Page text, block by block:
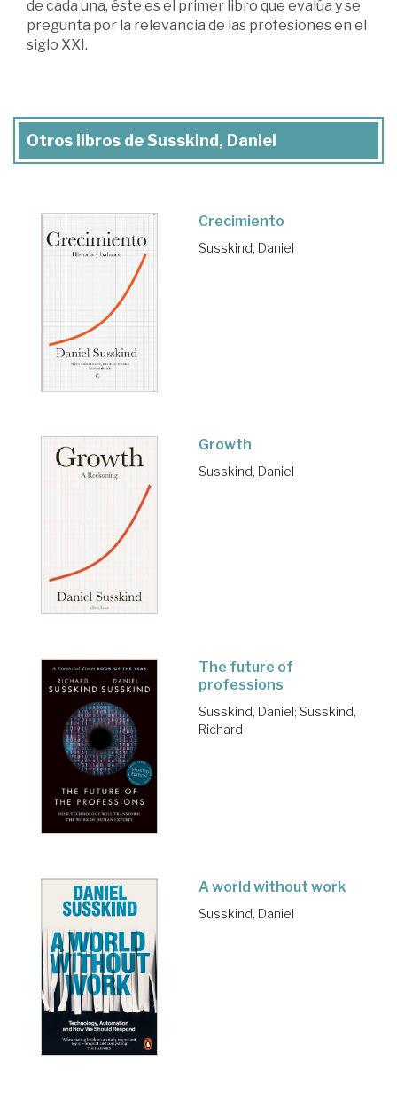
de cada una, éste es el primer libro que evalúa y se
pregunta por la relevancia de las profesiones en el
siglo XXI.
Otros libros de Susskind, Daniel
Crecimiento
Susskind, Daniel
Growth
Susskind, Daniel
The future of
professions
Susskind, Daniel; Susskind,
Richard
A world without work
Susskind, Daniel